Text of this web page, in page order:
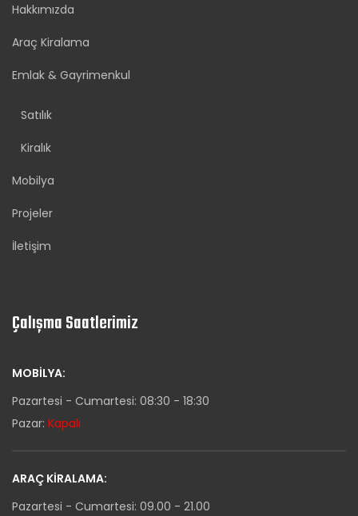
Hakkımızda
Araç Kiralama
Emlak & Gayrimenkul
Satılık
Kiralık
Mobilya
Projeler
İletişim
Çalışma Saatlerimiz
MOBILYA:
Pazartesi - Cumartesi: 08:30 - 18:30
Pazar: Kapalı
ARAÇ KIRALAMA:
Pazartesi - Cumartesi: 09.00 - 21.00